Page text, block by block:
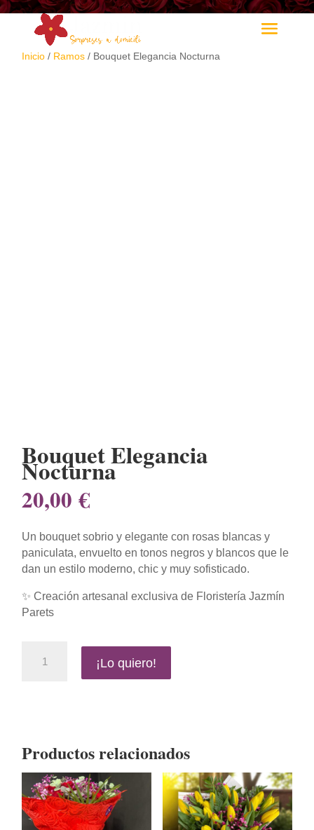
Inicio / Ramos / Bouquet Elegancia Nocturna
Bouquet Elegancia
Nocturna
20,00€
Un bouquet sobrio y elegante con rosas blancas y
paniculata, envuelto en tonos negros y blancos que le
dan un estilo moderno, chic y muy sofisticado.
✨ Creación artesanal exclusiva de Floristería Jazmín
Parets
Elegancia
¡Lo quiero!
Productos relacionados